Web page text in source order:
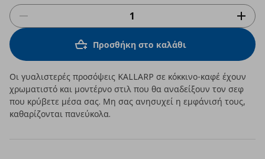
Προσθήκη στο καλάθι
Οι γυαλιστερές προσόψεις KALLARP σε κόκκινο-καφέ έχουν
χρωματιστό και μοντέρνο στιλ που θα αναδείξουν τον σεφ
που κρύβετε μέσα σας. Μη σας ανησυχεί η εμφάνισή τους,
καθαρίζονται πανεύκολα.